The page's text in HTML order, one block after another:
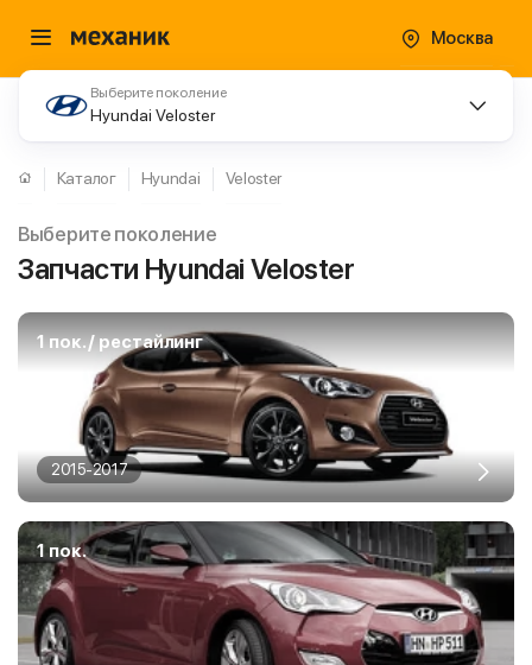
Москва
Выберите поколение
Hyundai Veloster
Каталог Hyundai Veloster
Выберите поколение
Запчасти Hyundai Veloster
1 пок. / рестайлинг
2015-2017
1 пок.